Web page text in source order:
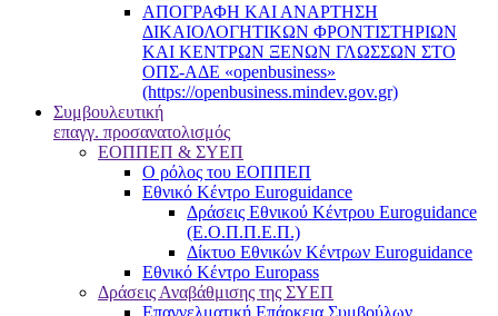
ΑΠΟΓΡΑΦΗ ΚΑΙ ΑΝΑΡΤΗΣΗ
ΔΙΚΑΙΟΛΟΓΗΤΙΚΩΝ ΦΡΟΝΤΙΣΤΗΡΙΩΝ
ΚΑΙ ΚΕΝΤΡΩΝ ΞΕΝΩΝ ΓΛΩΣΣΩΝ ΣΤΟ
ΟΠΣ-ΑΔΕ «openbusiness»
(https://openbusiness.mindev.gov.gr)
Συμβουλευτική
επαγγ. προσανατολισμός
ΕΟΠΠΕΠ & ΣΥΕΠ
Ο ρόλος του ΕΟΠΠΕΠ
Εθνικό Κέντρο Euroguidance
Δράσεις Εθνικού Κέντρου Euroguidance
(Ε.Ο.Π.Π.Ε.Π.)
Δίκτυο Εθνικών Κέντρων Euroguidance
Εθνικό Κέντρο Europass
Δράσεις Αναβάθμισης της ΣΥΕΠ
Επαγγελματική Επάρκεια Συμβούλων